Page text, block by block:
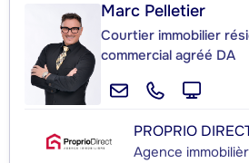
Marc Pelletier
Courtier immobilier
commercial agréé DA
PROPRIO
Agence